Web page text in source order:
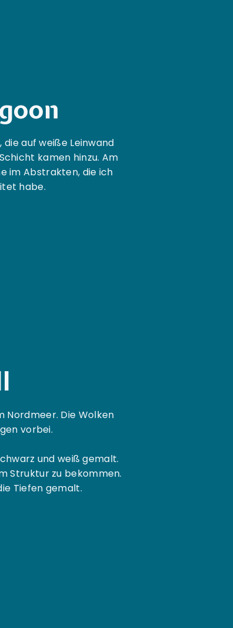
auf weiße Leinwand
kamen hinzu. Am
im Abstrakten, die ich
habe.
Nordmeer. Die Wolken
vorbei.
und weiß gemalt.
Struktur zu bekommen.
Tiefen gemalt.